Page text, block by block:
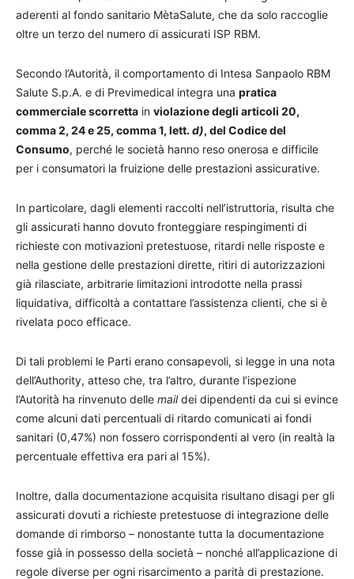
aderenti al fondo sanitario MètaSalute, che da solo raccoglie
oltre un terzo del numero di assicurati ISP RBM.
Secondo l’Autorità, il comportamento di Intesa Sanpaolo RBM
Salute S.p.A. e di Previmedical integra una pratica
commerciale scorretta in violazione degli articoli 20,
comma 2, 24 e 25, comma 1, lett. d), del Codice del
Consumo, perché le società hanno reso onerosa e difficile
per i consumatori la fruizione delle prestazioni assicurative.
In particolare, dagli elementi raccolti nell’istruttoria, risulta che
gli assicurati hanno dovuto fronteggiare respingimenti di
richieste con motivazioni pretestuose, ritardi nelle risposte e
nella gestione delle prestazioni dirette, ritiri di autorizzazioni
già rilasciate, arbitrarie limitazioni introdotte nella prassi
liquidativa, difficoltà a contattare l’assistenza clienti, che si è
rivelata poco efficace.
Di tali problemi le Parti erano consapevoli, si legge in una nota
dell’Authority, atteso che, tra l’altro, durante l’ispezione
l’Autorità ha rinvenuto delle maildei dipendenti da cui si evince
come alcuni dati percentuali di ritardo comunicati ai fondi
sanitari (0,47%) non fossero corrispondenti al vero (in realtà la
percentuale effettiva era pari al 15%).
Inoltre, dalla documentazione acquisita risultano disagi per gli
assicurati dovuti a richieste pretestuose di integrazione delle
domande di rimborso – nonostante tutta la documentazione
fosse già in possesso della società – nonché all’applicazione di
regole diverse per ogni risarcimento a parità di prestazione.